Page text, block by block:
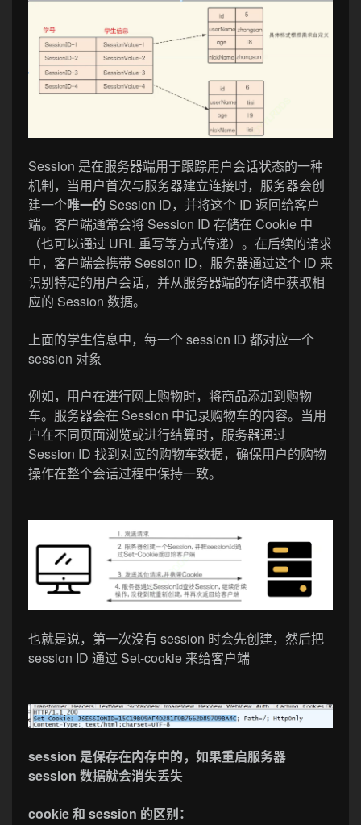
Session 是在服务器端用于跟踪用户会话状态的一种
机制，当用户首次与服务器建立连接时，服务器会创
建一个唯一的 Session ID，并将这个 ID 返回给客户
端。客户端通常会将 Session ID 存储在 Cookie 中
（也可以通过 URL 重写等方式传递）。在后续的请求
中，客户端会携带 Session ID，服务器通过这个 ID 来
识别特定的用户会话，并从服务器端的存储中获取相
应的 Session 数据。
上面的学生信息中，每一个 session ID 都对应一个
session 对象
例如，用户在进行网上购物时，将商品添加到购物
车。服务器会在 Session 中记录购物车的内容。当用
户在不同页面浏览或进行结算时，服务器通过
Session ID 找到对应的购物车数据，确保用户的购物
操作在整个会话过程中保持一致。
也就是说，第一次没有 session 时会先创建，然后把
session ID 通过 Set-cookie 来给客户端
session 是保存在内存中的，如果重启服务器
session 数据就会消失丢失
cookie 和 session 的区别：